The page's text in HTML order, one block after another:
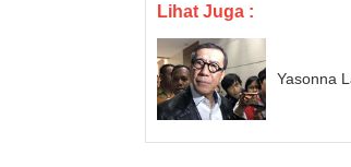
Lihat Juga :
Yasonna